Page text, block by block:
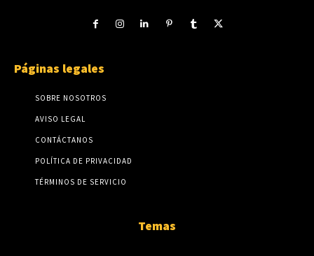
Páginas legales
SOBRE NOSOTROS
AVISO LEGAL
CONTÁCTANOS
POLÍTICA DE PRIVACIDAD
TÉRMINOS DE SERVICIO
Temas